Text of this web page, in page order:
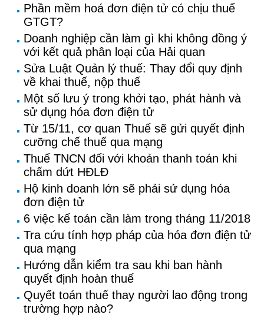
Phần mềm hoá đơn điện tử có chịu thuế
GTGT?
Doanh nghiệp cần làm gì khi không đồng ý
với kết quả phân loại của Hải quan
Sửa Luật Quản lý thuế: Thay đổi quy định
về khai thuế, nộp thuế
Một số lưu ý trong khởi tạo, phát hành và
sử dụng hóa đơn điện tử
Từ 15/11, cơ quan Thuế sẽ gửi quyết định
cưỡng chế thuế qua mạng
Thuế TNCN đối với khoản thanh toán khi
chấm dứt HĐLĐ
Hộ kinh doanh lớn sẽ phải sử dụng hóa
đơn điện tử
6 việc kế toán cần làm trong tháng 11/2018
Tra cứu tính hợp pháp của hóa đơn điện tử
qua mạng
Hướng dẫn kiểm tra sau khi ban hành
quyết định hoàn thuế
Quyết toán thuế thay người lao động trong
trường hợp nào?